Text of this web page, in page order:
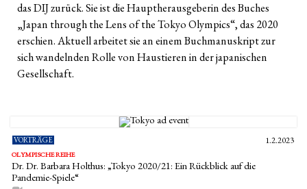
das DIJ zurück. Sie ist die Hauptherausgeberin des Buches
„Japan through the Lens of the Tokyo Olympics“, das 2020
erschien. Aktuell arbeitet sie an einem Buchmanuskript zur
sich wandelnden Rolle von Haustieren in der japanischen
Gesellschaft.
VORTRÄGE 1.2.2023
OLYMPISCHE REIHE
Dr. Dr. Barbara Holthus: „Tokyo 2020/21: Ein Rückblick auf die
Pandemie-Spiele“